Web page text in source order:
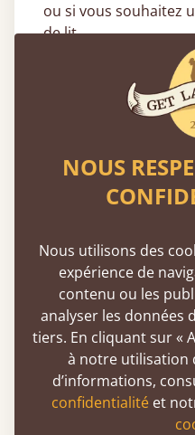
ou si vous souhaitez
de lit.
Quels styles de
sont disponibles
Notre gamme de lits
en différentes
s’adapter à tous les
trouverez un modèle
Et si vous
personnalisé, notre
mesure vous permet
qui correspond à
Sans tête de lit, nos
idéaux pour les
NOUS
Nous utilisons des
expérience de
contenu ou les
analyser les données
tiers. En cliquant sur «
à notre utilisation
d’informations,
confidentialitéet